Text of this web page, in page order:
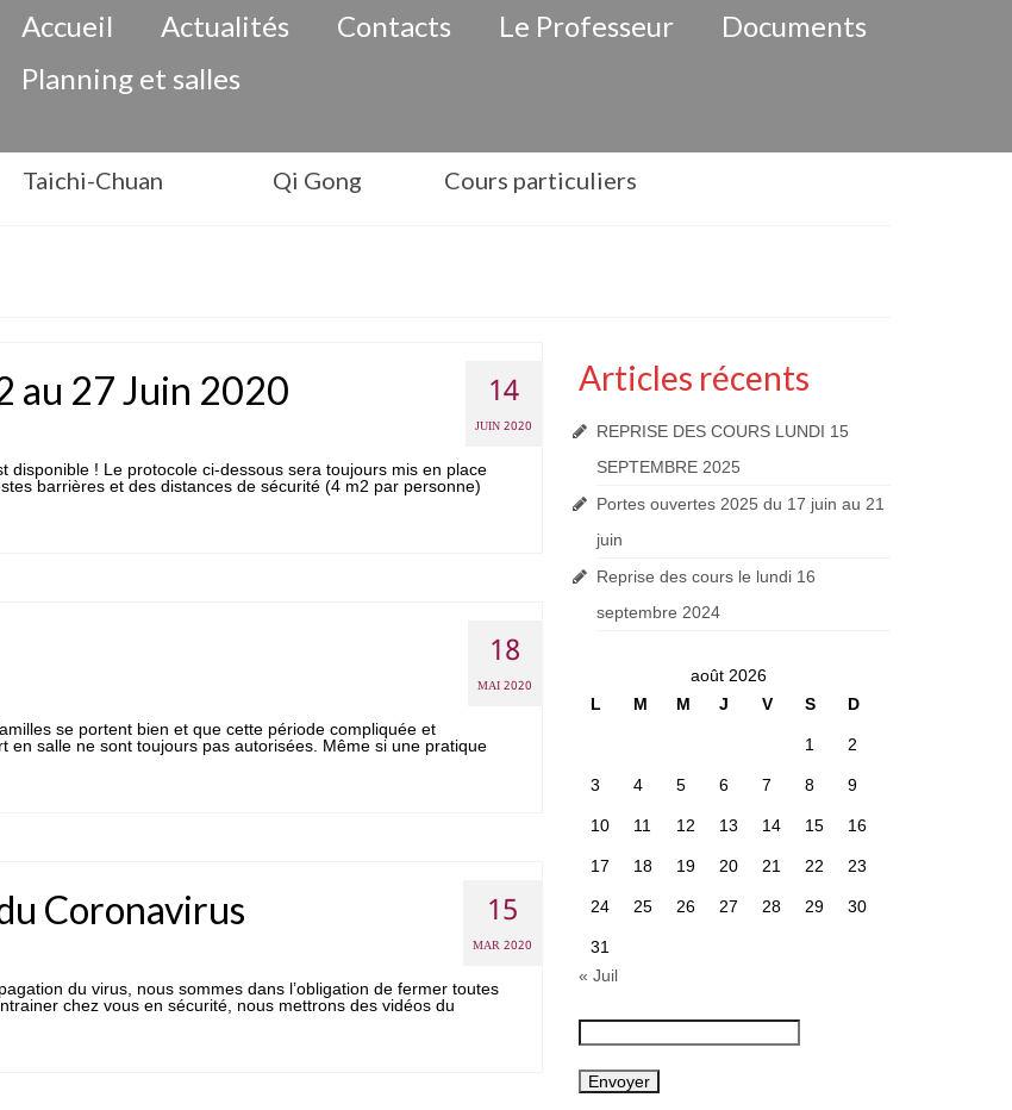
Accueil Actualités Contacts Le Professeur
Documents
Planning et salles
Taichi-Chuan Qi Gong Cours particuliers
14
JUIN 2020
au 27 Juin 2020
! Le protocole ci-dessous sera toujours mis en place
barrières et des distances de sécurité (4 m2 par personne)
18
MAI 2020
se portent bien et que cette période compliquée et
salle ne sont toujours pas autorisées. Même si une pratique
15
MAR 2020
Coronavirus
du virus, nous sommes dans l’obligation de fermer toutes
chez vous en sécurité, nous mettrons des vidéos du
Articles récents
REPRISE DES COURS LUNDI 15
SEPTEMBRE 2025
Portes ouvertes 2025 du 17 juin au 21
juin
Reprise des cours le lundi 16
septembre 2024
août 2026
L
M M J V S D
1 2
3 4 5 6 7 8 9
10 11 12 13 14 15 16
17 18 19 20 21 22 23
24 25 26 27 28 29 30
31
« Juil